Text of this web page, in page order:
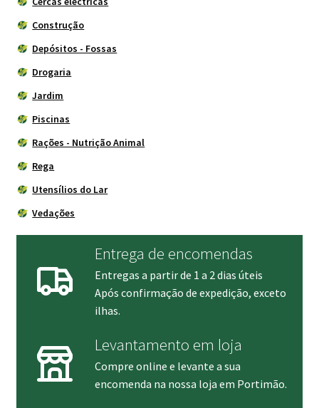
Construção
Depósitos - Fossas
Drogaria
Jardim
Piscinas
Rações - Nutrição Animal
Rega
Utensílios do Lar
Vedações
Entrega de encomendas
Entregas a partir de 1 a 2 dias úteis
Após confirmação de expedição, exceto
ilhas.
Levantamento em loja
Compre online e levante a sua
encomenda na nossa loja em Portimão.